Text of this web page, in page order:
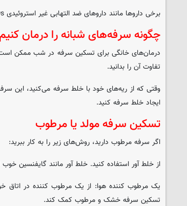
برخی داروها مانند داروهای ضد التهابی غیر استروئیدی NSAIDs
چگونه سرفه‌های شبانه را درمان
درمان‌های خانگی برای تسکین سرفه در شب ممکن
تفاوت آن را بدانید.
وقتی که از ریه‌های خود با خلط سرفه می‌کنید،
ایجاد خلط سرفه کنید.
تسکین سرفه مولد یا مرطوب
اگر سرفه مرطوب دارید، روش‌های زیر را به کار ببرید:
از خلط آور استفاده کنید. خلط آور مانند گایفنسین
یک مرطوب کننده هوا: از یک مرطوب کننده در اتاق
تسکین سرفه خشک و مرطوب کمک کند.